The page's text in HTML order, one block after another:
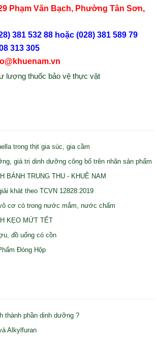
Văn Bạch, Phường Tân Sơn,
381 532 88 hoặc (028) 381 589 79
313 305
lượng thuốc bảo vệ thực vật
trong thịt gia súc, gia cầm
giá trị dinh dưỡng công bố trên nhãn sản phẩm
BÁNH TRUNG THU - KHUÊ NAM
khát theo TCVN 12828:2019
cơ có trong nước mắm, nước chấm
KẸO MỨT TẾT
đồ uống có cồn
Đóng Hộp
thành phần dinh dưỡng ?
Alkylfuran